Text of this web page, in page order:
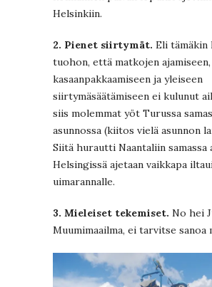
Helsinkiin.
2. Pienet siirtymät. Eli
tuohon, että matkojen
kasaanpakkaamiseen ja yleiseen
siirtymäsäätämiseen ei kulunut
siis molemmat yöt Turussa
asunnossa (kiitos vielä asunnon
Siitä hurautti Naantaliin samassa
Helsingissä ajetaan vaikkapa
uimarannalle.
3. Mieleiset tekemiset. No hei
Muumimaailma, ei tarvitse sanoa